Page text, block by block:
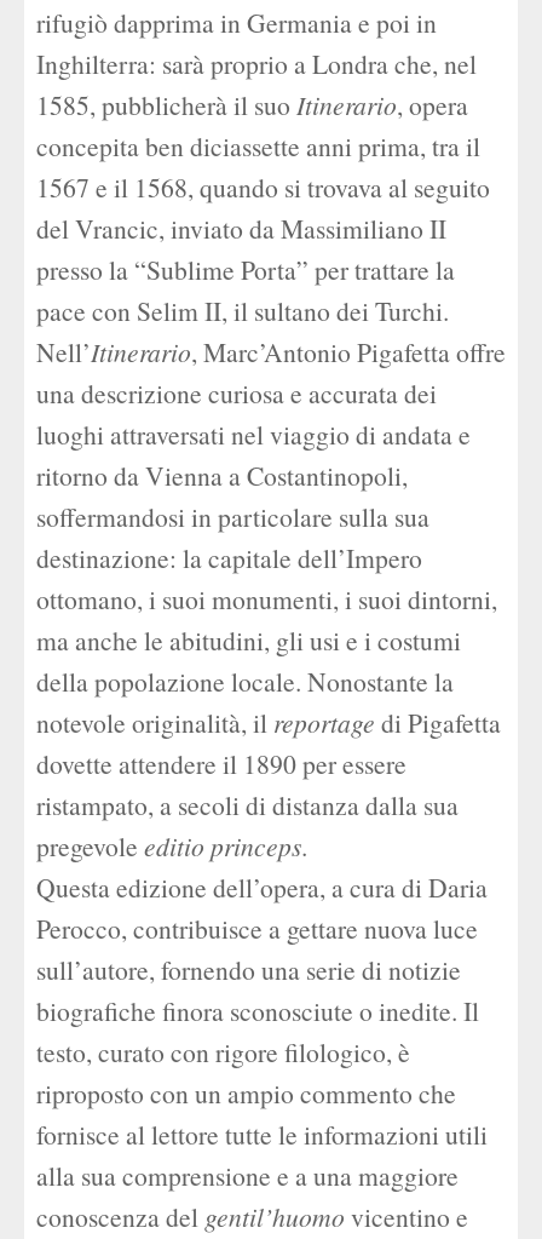
rifugiò dapprima in Germania e poi in
Inghilterra: sarà proprio a Londra che, nel
1585, pubblicherà il suo Itinerario, opera
concepita ben diciassette anni prima, tra il
1567 e il 1568, quando si trovava al seguito
del Vrancic, inviato da Massimiliano II
presso la “Sublime Porta” per trattare la
pace con Selim II, il sultano dei Turchi.
Nell’Itinerario, Marc’Antonio Pigafetta offre
una descrizione curiosa e accurata dei
luoghi attraversati nel viaggio di andata e
ritorno da Vienna a Costantinopoli,
soffermandosi in particolare sulla sua
destinazione: la capitale dell’Impero
ottomano, i suoi monumenti, i suoi dintorni,
ma anche le abitudini, gli usi e i costumi
della popolazione locale. Nonostante la
notevole originalità, il reportage di Pigafetta
dovette attendere il 1890 per essere
ristampato, a secoli di distanza dalla sua
pregevole editio princeps.
Questa edizione dell’opera, a cura di Daria
Perocco, contribuisce a gettare nuova luce
sull’autore, fornendo una serie di notizie
biografiche finora sconosciute o inedite. Il
testo, curato con rigore filologico, è
riproposto con un ampio commento che
fornisce al lettore tutte le informazioni utili
alla sua comprensione e a una maggiore
conoscenza del gentil’huomo vicentino e